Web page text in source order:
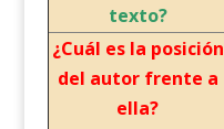
texto?
¿Cuál es la posición
del autor frente a
ella?